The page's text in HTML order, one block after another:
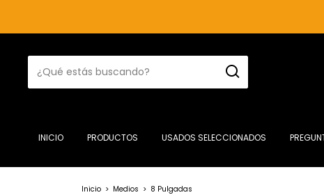
INICIO PRODUCTOS USADOS SELECCIONADOS
Inicio > Medios > 8 Pulgadas